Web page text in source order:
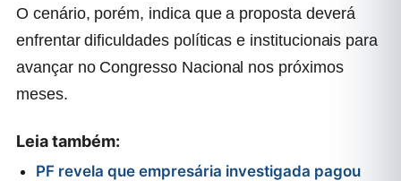
O cenário, porém, indica que a proposta deverá
enfrentar dificuldades políticas e institucionais para
avançar no Congresso Nacional nos próximos
meses.
Leia também:
PF revela que empresária investigada pagou